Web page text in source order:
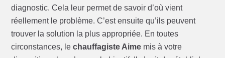
diagnostic. Cela leur permet de savoir d’où vient
réellement le problème. C’est ensuite qu’ils peuvent
trouver la solution la plus appropriée. En toutes
circonstances, lechauffagiste Aime mis à votre